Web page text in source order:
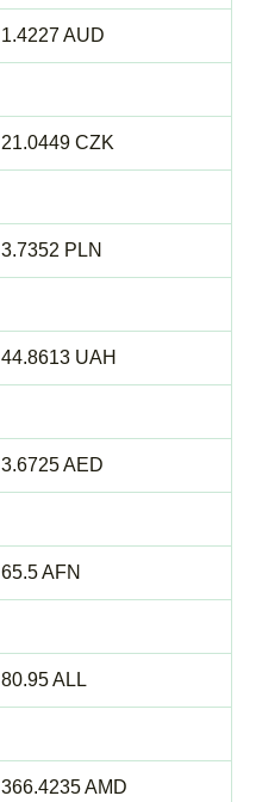
1.4227 AUD
21.0449 CZK
3.7352 PLN
44.8613 UAH
3.6725 AED
65.5 AFN
80.95 ALL
366.4235 AMD